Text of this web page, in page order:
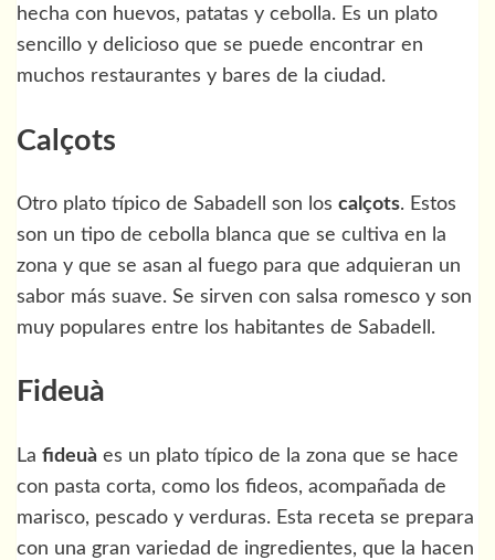
hecha con huevos, patatas y cebolla. Es un plato
sencillo y delicioso que se puede encontrar en
muchos restaurantes y bares de la ciudad.
Calçots
Otro plato típico de Sabadell son los calçots. Estos
son un tipo de cebolla blanca que se cultiva en la
zona y que se asan al fuego para que adquieran un
sabor más suave. Se sirven con salsa romesco y son
muy populares entre los habitantes de Sabadell.
Fideuà
La fideuà es un plato típico de la zona que se hace
con pasta corta, como los fideos, acompañada de
marisco, pescado y verduras. Esta receta se prepara
con una gran variedad de ingredientes, que la hacen